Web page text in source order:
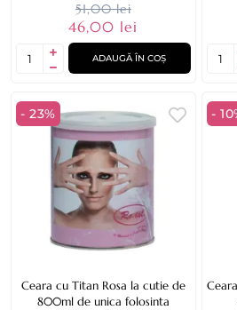
51,00 lei
46,00 lei
ADAUGĂ ÎN COȘ
- 23%
Ceara cu Titan Rosa la cutie de
800ml de unica folosinta
-